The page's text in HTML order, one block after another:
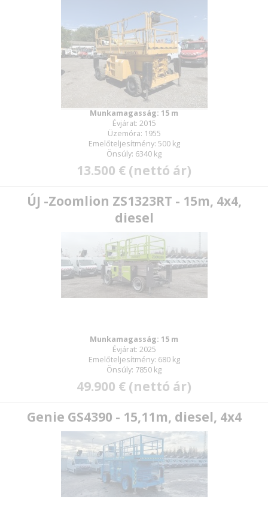
Munkamagasság: 15 m
Évjárat: 2015
Üzemóra: 1955
Emelőteljesítmény: 500 kg
Önsúly: 6340 kg
13.500 € (nettó ár)
ÚJ -Zoomlion ZS1323RT - 15m, 4x4,
diesel
Munkamagasság: 15 m
Évjárat: 2025
Emelőteljesítmény: 680 kg
Önsúly: 7850 kg
49.900 € (nettó ár)
Genie GS4390 - 15,11m, diesel, 4x4